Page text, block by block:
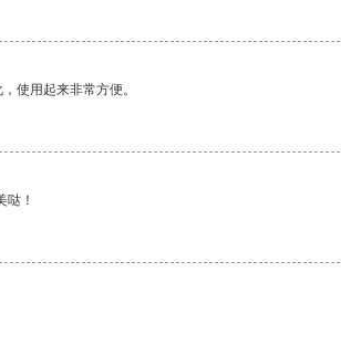
使用起来非常方便。
哒！